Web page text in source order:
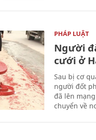
PHÁP LUẬT
Người
cưới ở
Sau bị cơ
người đốt
đã lên
chuyển về